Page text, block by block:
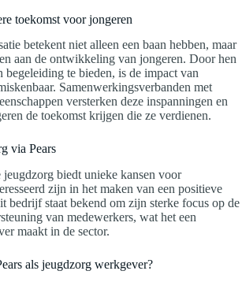
toekomst voor jongeren
betekent niet alleen een baan hebben, maar
aan de ontwikkeling van jongeren. Door hen
begeleiding te bieden, is de impact van
Samenwerkingsverbanden met
versterken deze inspanningen en
de toekomst krijgen die ze verdienen.
via Pears
biedt unieke kansen voor
zijn in het maken van een positieve
bedrijf staat bekend om zijn sterke focus op de
van medewerkers, wat het een
maakt in de sector.
als jeugdzorg werkgever?